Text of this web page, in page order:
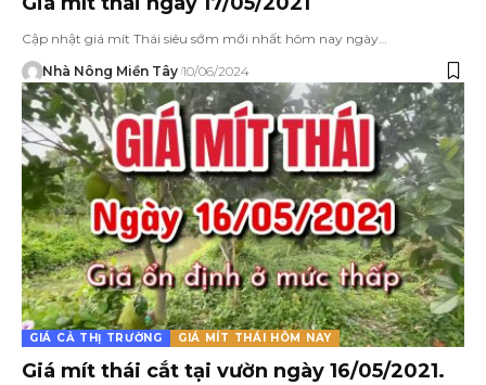
Cập nhật giá mít Thái siêu sớm mới nhất hôm nay ngày…
Nhà Nông Miền Tây 10/06/2024
GIÁ CẢ THỊ TRƯỜNG GIÁ MÍT THÁI HÔM NAY
Giá mít thái cắt tại vườn ngày 16/05/2021.